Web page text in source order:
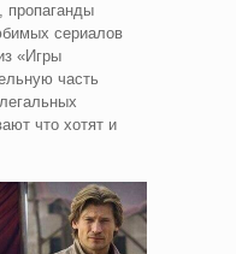
пропаганды
сериалов
«Игры
часть
что хотят и